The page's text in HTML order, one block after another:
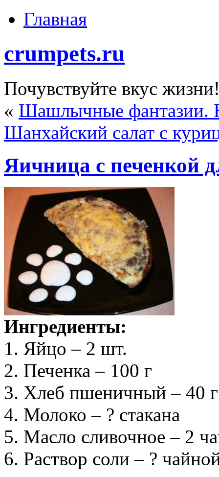
Главная
crumpets.ru
Почувствуйте вкус
« Шашлычные фантазии.
Шанхайский салат с
Яичница с печенкой
Ингредиенты:
1. Яйцо – 2 шт.
2. Печенка – 100 г
3. Хлеб пшеничный – 40 г
4. Молоко – ? стакана
5. Масло сливочное – 2
6. Раствор соли – ?